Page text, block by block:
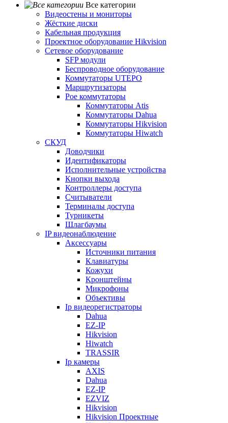
Все категории
Видеостены и мониторы
Жёсткие диски
Кабельная продукция
Проектное оборудование Hikvision
Сетевое оборудование
SFP модули
Беспроводное оборудование
Коммутаторы UTEPO
Маршрутизаторы
Poe коммутаторы
Коммутаторы Atis
Коммутаторы Dahua
Коммутаторы Hikvision
Коммутаторы Hiwatch
СКУД
Доводчики
Идентификаторы
Исполнительные устройства
Кнопки выхода
Контроллеры доступа
Считыватели
Терминалы доступа
Турникеты
Шлагбаумы
IP видеонаблюдение
Аксессуары
Источники питания
Клавиатуры
Кожухи
Кронштейны
Микрофоны
Объективы
Ip видеорегистраторы
Dahua
EZ-IP
Hikvision
Hiwatch
TRASSIR
Ip камеры
AXIS
Dahua
EZ-IP
EZVIZ
Hikvision
Hikvision Проектные